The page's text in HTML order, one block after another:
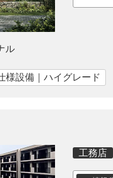
ル
様設備｜ハイグレード
工務店